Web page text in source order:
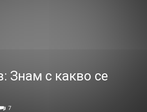
Знам с какво се
7